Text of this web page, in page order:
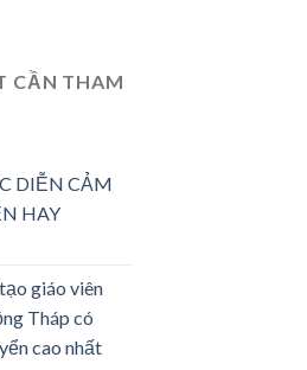
CẦN THAM
DIỄN CẢM
HAY
giáo viên
Tháp có
cao nhất